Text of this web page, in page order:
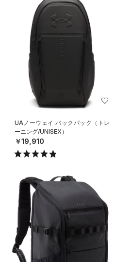
UAノーウェイ バックパック（トレ
ーニング/UNISEX）
￥19,910